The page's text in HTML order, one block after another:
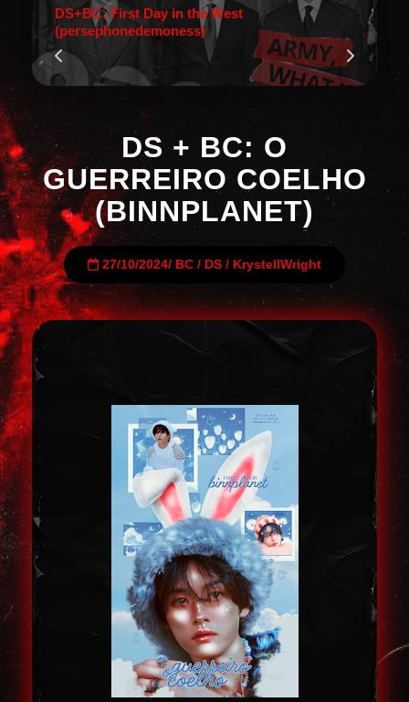
DS+BC: First Day in the West
(persephonedemoness)
DS + BC: O
GUERREIRO COELHO
(BINNPLANET)
27/10/2024/ BC / DS / KrystellWright